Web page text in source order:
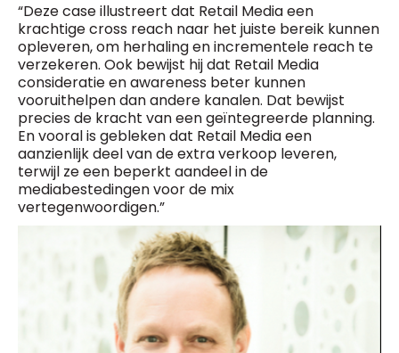
“Deze case illustreert dat Retail Media een
krachtige cross reach naar het juiste bereik kunnen
opleveren, om herhaling en incrementele reach te
verzekeren. Ook bewijst hij dat Retail Media
consideratie en awareness beter kunnen
vooruithelpen dan andere kanalen. Dat bewijst
precies de kracht van een geïntegreerde planning.
En vooral is gebleken dat Retail Media een
aanzienlijk deel van de extra verkoop leveren,
terwijl ze een beperkt aandeel in de
mediabestedingen voor de mix
vertegenwoordigen.”